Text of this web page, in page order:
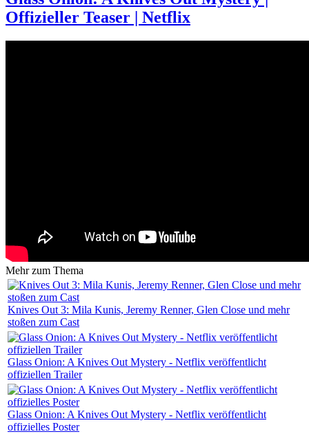
Offizieller Teaser | Netflix
Mehr zum Thema
Knives Out 3: Mila Kunis, Jeremy Renner, Glen Close und mehr
stoßen zum Cast
Glass Onion: A Knives Out Mystery - Netflix veröffentlicht
offiziellen Trailer
Glass Onion: A Knives Out Mystery - Netflix veröffentlicht
offizielles Poster